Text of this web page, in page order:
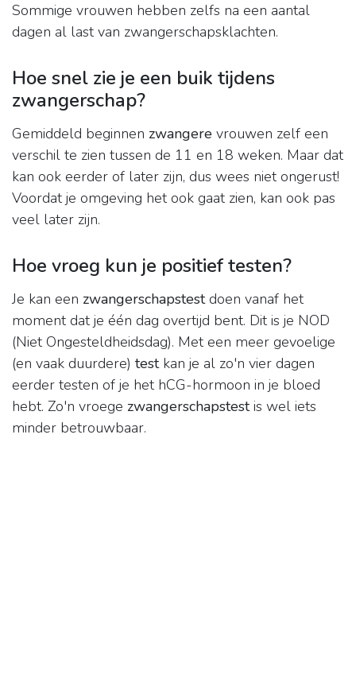
Sommige vrouwen hebben zelfs na een aantal
dagen al last van zwangerschapsklachten.
Hoe snel zie je een buik tijdens
zwangerschap?
Gemiddeld beginnen zwangere vrouwen zelf een
verschil te zien tussen de 11 en 18 weken. Maar dat
kan ook eerder of later zijn, dus wees niet ongerust!
Voordat je omgeving het ook gaat zien, kan ook pas
veel later zijn.
Hoe vroeg kun je positief testen?
Je kan een zwangerschapstestdoen vanaf het
moment dat je één dag overtijd bent. Dit is je NOD
(Niet Ongesteldheidsdag). Met een meer gevoelige
(en vaak duurdere) testkan je al zo'n vier dagen
eerder testen of je het hCG-hormoon in je bloed
hebt. Zo'n vroege zwangerschapstestis wel iets
minder betrouwbaar.